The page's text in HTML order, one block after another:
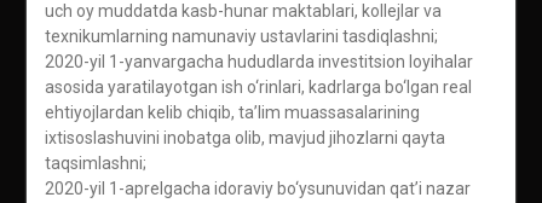
uch oy muddatda kasb-hunar maktablari, kollejlar va
texnikumlarning namunaviy ustavlarini tasdiqlashni;
2020-yil 1-yanvargacha hududlarda investitsion loyihalar
asosida yaratilayotgan ish o‘rinlari, kadrlarga bo‘lgan real
ehtiyojlardan kelib chiqib, ta’lim muassasalarining
ixtisoslashuvini inobatga olib, mavjud jihozlarni qayta
taqsimlashni;
2020-yil 1-aprelgacha idoraviy bo‘ysunuvidan qat’i nazar